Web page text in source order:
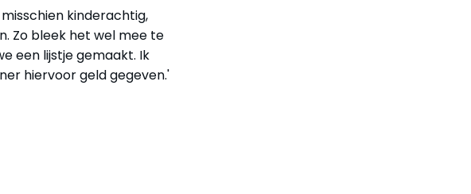
kinderachtig,
Zo bleek het wel mee te
een lijstje gemaakt. Ik
hiervoor geld gegeven.'